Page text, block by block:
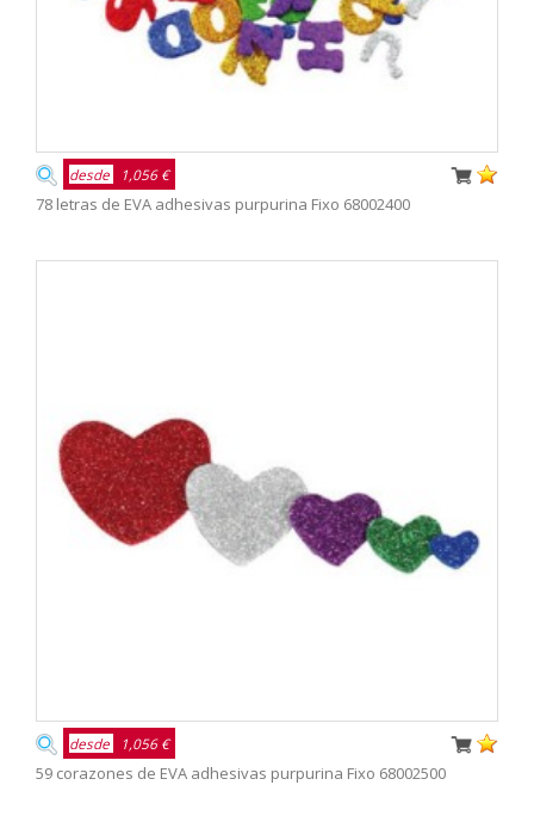
desde 1,056 €
78 letras de EVA adhesivas purpurina Fixo 68002400
desde 1,056 €
59 corazones de EVA adhesivas purpurina Fixo 68002500